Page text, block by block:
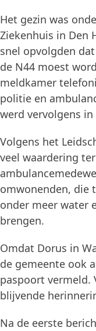
Het gezin was
Ziekenhuis in Den
snel opvolgden
de N44 moest
meldkamer
politie en
werd vervolgens
Volgens het
veel waardering
omwonenden, die
onder meer water
brengen.
Omdat Dorus in
de gemeente ook
paspoort vermeld.
blijvende
Na de eerste